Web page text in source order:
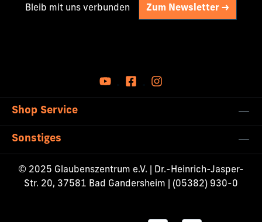
Bleib mit uns verbunden Zum Newsletter ->
Shop Service
Sonstiges
© 2025 Glaubenszentrum e.V. | Dr.-Heinrich-Jasper-
Str. 20, 37581 Bad Gandersheim | (05382) 930-0